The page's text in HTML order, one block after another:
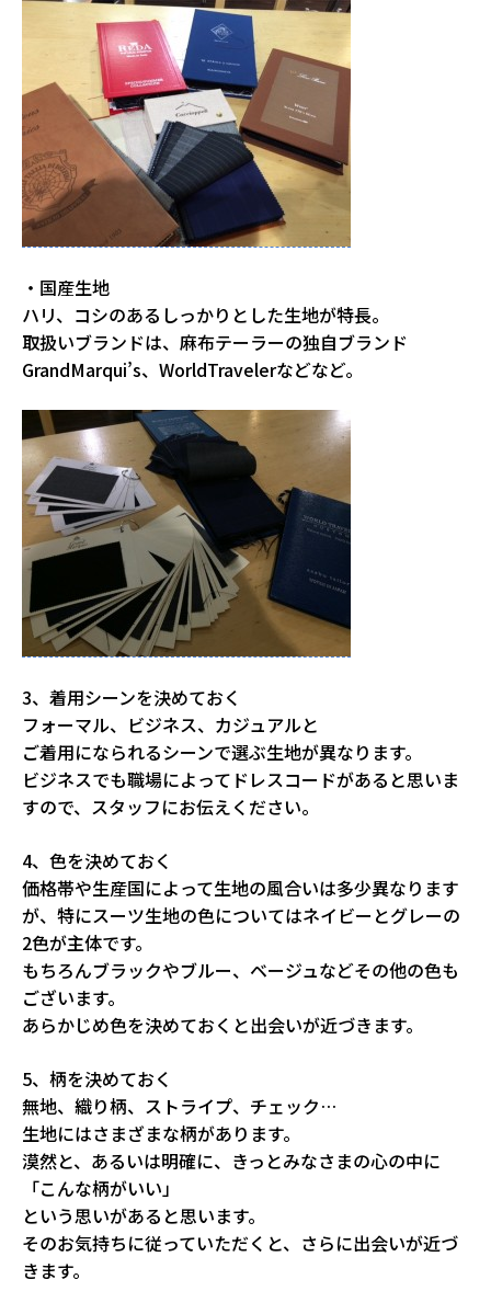
・国産生地
ハリ、コシのあるしっかりとした生地が特長。
取扱いブランドは、麻布テーラーの独自ブランド
GrandMarqui’s、WorldTravelerなどなど。
3、着用シーンを決めておく
フォーマル、ビジネス、カジュアルと
ご着用になられるシーンで選ぶ生地が異なります。
ビジネスでも職場によってドレスコードがあると思いま
すので、スタッフにお伝えください。
4、色を決めておく
価格帯や生産国によって生地の風合いは多少異なります
が、特にスーツ生地の色についてはネイビーとグレーの
2色が主体です。
もちろんブラックやブルー、ベージュなどその他の色も
ございます。
あらかじめ色を決めておくと出会いが近づきます。
5、柄を決めておく
無地、織り柄、ストライプ、チェック…
生地にはさまざまな柄があります。
漠然と、あるいは明確に、きっとみなさまの心の中に
「こんな柄がいい」
という思いがあると思います。
そのお気持ちに従っていただくと、さらに出会いが近づ
きます。